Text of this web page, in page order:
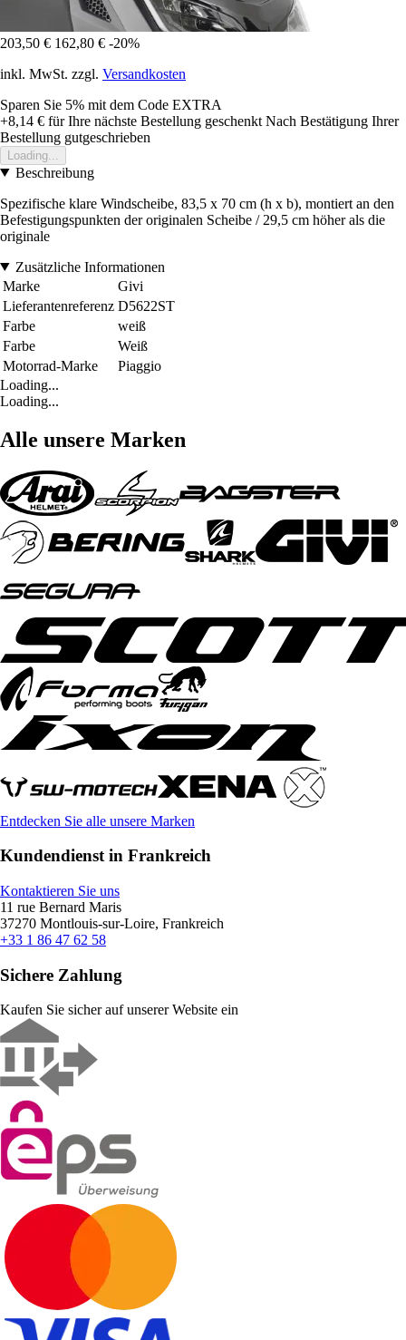
203,50 € 162,80 € -20%
inkl. MwSt. zzgl. Versandkosten
Sparen Sie 5% mit dem Code EXTRA
+8,14 € für Ihre nächste Bestellung geschenkt Nach Bestätigung Ihrer
Bestellung gutgeschrieben
Loading...
Beschreibung
Spezifische klare Windscheibe, 83,5 x 70 cm (h x b), montiert an den
Befestigungspunkten der originalen Scheibe / 29,5 cm höher als die
originale
Zusätzliche Informationen
Marke
Givi
Lieferantenreferenz D5622ST
Farbe
weiß
Farbe
Weiß
Motorrad-Marke
Piaggio
Loading...
Loading...
Alle unsere Marken
Entdecken Sie alle unsere Marken
Kundendienst in Frankreich
Kontaktieren Sie uns
11 rue Bernard Maris
37270 Montlouis-sur-Loire, Frankreich
+33 1 86 47 62 58
Sichere Zahlung
Kaufen Sie sicher auf unserer Website ein